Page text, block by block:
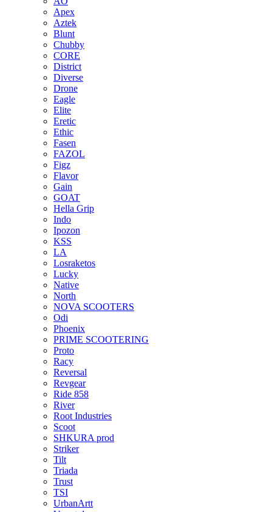
Apex
Aztek
Blunt
Chubby
CORE
District
Diverse
Drone
Eagle
Elite
Eretic
Ethic
Fasen
FAZOL
Figz
Flavor
Gain
GOAT
Hella Grip
Indo
Ipozon
KSS
LA
Losraketos
Lucky
Native
North
NOVA SCOOTERS
Odi
Phoenix
PRIME SCOOTERING
Proto
Racy
Reversal
Revgear
Ride 858
River
Root Industries
Scoot
SHKURA рrоd
Striker
Tilt
Triada
Trust
TSI
UrbanArtt